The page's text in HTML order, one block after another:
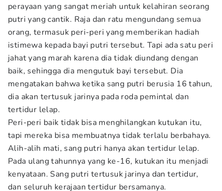
perayaan yang sangat meriah untuk kelahiran seorang
putri yang cantik. Raja dan ratu mengundang semua
orang, termasuk peri-peri yang memberikan hadiah
istimewa kepada bayi putri tersebut. Tapi ada satu peri
jahat yang marah karena dia tidak diundang dengan
baik, sehingga dia mengutuk bayi tersebut. Dia
mengatakan bahwa ketika sang putri berusia 16 tahun,
dia akan tertusuk jarinya pada roda pemintal dan
tertidur lelap.
Peri-peri baik tidak bisa menghilangkan kutukan itu,
tapi mereka bisa membuatnya tidak terlalu berbahaya.
Alih-alih mati, sang putri hanya akan tertidur lelap.
Pada ulang tahunnya yang ke-16, kutukan itu menjadi
kenyataan. Sang putri tertusuk jarinya dan tertidur,
dan seluruh kerajaan tertidur bersamanya.